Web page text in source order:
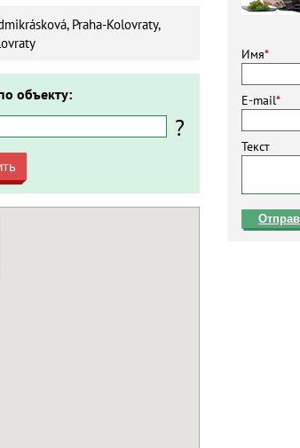
Имя*
E-mail*
Текст
Praha-Kolovraty,
объекту:
?